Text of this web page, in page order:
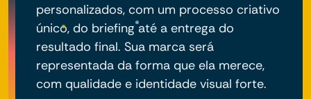
personalizados, com um processo criativo
único, do briefing até a entrega do
resultado final. Sua marca será
representada da forma que ela merece,
com qualidade e identidade visual forte.